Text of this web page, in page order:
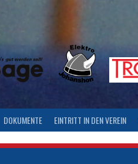
DOKUMENTE EINTRITT IN DEN VEREIN